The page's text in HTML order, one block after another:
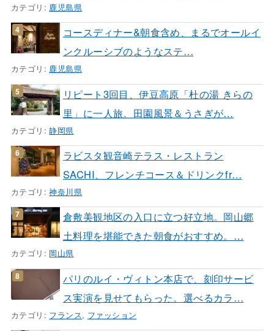
カテゴリ: 鹿児島県
コースディナー&朝食含め、まるでオールイ
ンクルーシブのようなステ…
カテゴリ: 鹿児島県
リピート3回目、伊豆高原「杜の湯 きらの
里」に一人旅。田園風景＆うさぎが…
カテゴリ:静岡県
ラビスタ観音崎テラス・レストラン
SACHI、フレンチコース＆ドリンクfr…
カテゴリ:神奈川県
倉敷美観地区の入口に立つ好立地。岡山郷
土料理を堪能できた朝食がおすすめ。…
カテゴリ: 岡山県
パリのルイ・ヴィトン本店で、刻印サービ
ス実演を見せてもらった。選べるカラ…
カテゴリ: フランス, ファッション